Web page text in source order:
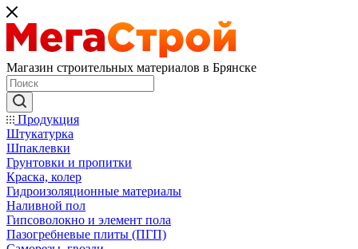
Магазин строительных материалов в Брянске
Продукция
Штукатурка
Шпаклевки
Грунтовки и пропитки
Краска, колер
Гидроизоляционные материалы
Наливной пол
Гипсоволокно и элемент пола
Пазогребневые плиты (ПГП)